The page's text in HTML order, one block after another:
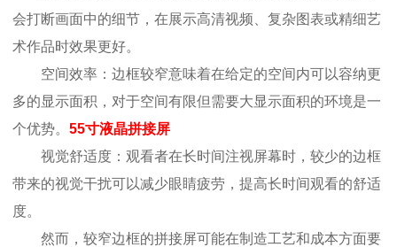
会打断画面中的细节，在展示高清视频、复杂图表或精细艺
术作品时效果更好。
空间效率：边框较窄意味着在给定的空间内可以容纳更
多的显示面积，对于空间有限但需要大显示面积的环境是一
个优势。 55寸液晶拼接屏
视觉舒适度：观看者在长时间注视屏幕时，较少的边框
带来的视觉干扰可以减少眼睛疲劳，提高长时间观看的舒适
度。
然而，较窄边框的拼接屏可能在制造工艺和成本方面要